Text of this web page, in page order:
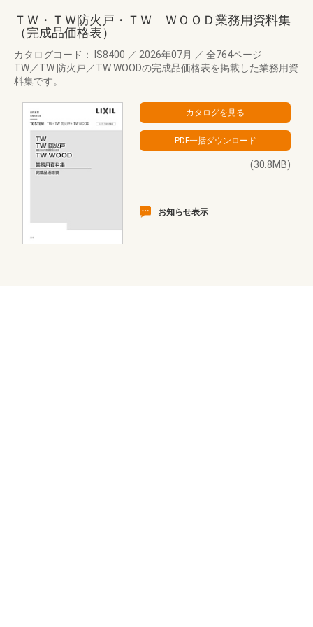
ＴＷ・ＴＷ防火戸・ＴＷ ＷＯＯＤ業務用資料集
（完成品価格表）
カタログコード： IS8400 ／ 2026年07月 ／ 全764ページ
TW／TW 防火戸／TW WOODの完成品価格表を掲載した業務用資
料集です。
(30.8MB)
お知らせ表示